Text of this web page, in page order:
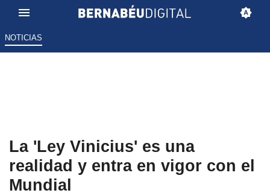
NOTICIAS
La 'Ley Vinicius' es una
realidad y entra en vigor con el
Mundial